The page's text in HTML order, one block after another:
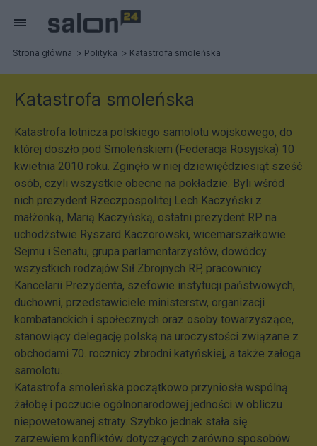
Strona główna Polityka Katastrofa smoleńska
Katastrofa smoleńska
Katastrofa lotnicza polskiego samolotu wojskowego, do
której doszło pod Smoleńskiem (Federacja Rosyjska) 10
kwietnia 2010 roku. Zginęło w niej dziewięćdziesiąt sześć
osób, czyli wszystkie obecne na pokładzie. Byli wśród
nich prezydent Rzeczpospolitej Lech Kaczyński z
małżonką, Marią Kaczyńską, ostatni prezydent RP na
uchodźstwie Ryszard Kaczorowski, wicemarszałkowie
Sejmu i Senatu, grupa parlamentarzystów, dowódcy
wszystkich rodzajów Sił Zbrojnych RP, pracownicy
Kancelarii Prezydenta, szefowie instytucji państwowych,
duchowni, przedstawiciele ministerstw, organizacji
kombatanckich i społecznych oraz osoby towarzyszące,
stanowiący delegację polską na uroczystości związane z
obchodami 70. rocznicy zbrodni katyńskiej, a także załoga
samolotu.
Katastrofa smoleńska początkowo przyniosła wspólną
żałobę i poczucie ogólnonarodowej jedności w obliczu
niepowetowanej straty. Szybko jednak stała się
zarzewiem konfliktów dotyczących zarówno sposobów